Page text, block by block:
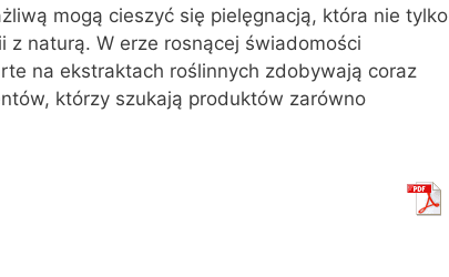
mogą cieszyć się pielęgnacją, która nie tylko
naturą. W erze rosnącej świadomości
na ekstraktach roślinnych zdobywają coraz
którzy szukają produktów zarówno